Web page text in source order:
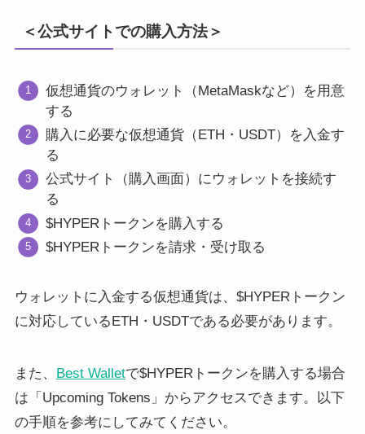
＜公式サイトでの購入方法＞
仮想通貨のウォレット（MetaMaskなど）を用意
する
購入に必要な仮想通貨（ETH・USDT）を入金す
る
公式サイト（購入画面）にウォレットを接続す
る
$HYPERトークンを購入する
$HYPERトークンを請求・受け取る
ウォレットに入金する仮想通貨は、$HYPERトークン
に対応しているETH・USDTである必要があります。
また、 Best Walletで$HYPERトークンを購入する場合
は「Upcoming Tokens」からアクセスできます。以下
の手順を参考にしてみてください。